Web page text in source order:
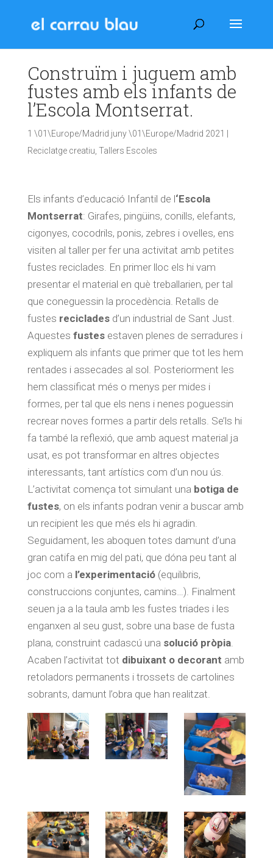
Construïm i juguem amb
fustes amb els infants de
l’Escola Montserrat.
1 \01\Europe/Madrid juny \01\Europe/Madrid 2021
Reciclatge creatiu Tallers Escoles
Els infants d’educació Infantil de l‘Escola
Montserrat: Girafes, pingüins, conills, elefants,
cigonyes, cocodrils, ponis, zebres i ovelles, ens
visiten al taller per fer una activitat amb petites
fustes reciclades. En primer lloc els hi vam
presentar el material en què treballarien, per tal
que coneguessin la procedència. Retalls de
fustes recicladesd’un industrial de Sant Just.
Aquestes fustesestaven plenes de serradures i
expliquem als infants que primer que tot les hem
rentades i assecades al sol. Posteriorment les
hem classificat més o menys per mides i
formes, per tal que els nens i nenes poguessin
recrear noves formes a partir dels retalls. Se’ls hi
fa també la reflexió, que amb aquest material ja
usat, es pot transformar en altres objectes
interessants, tant artístics com d’un nou ús.
L’activitat comença tot simulant una botiga de
fustes, on els infants podran venir a buscar amb
un recipient les que més els hi agradin.
Seguidament, les aboquen totes damunt d’una
gran catifa en mig del pati, que dóna peu tant al
joc com a l’experimentació(equilibris,
construccions conjuntes, camins…). Finalment
seuen ja a la taula amb les fustes triades i les
enganxen al seu gust, sobre una base de fusta
plana, construint cadascú una solució pròpia.
Acaben l’activitat tot dibuixant o decorant amb
retoladors permanents i trossets de cartolines
sobrants, damunt l’obra que han realitzat.